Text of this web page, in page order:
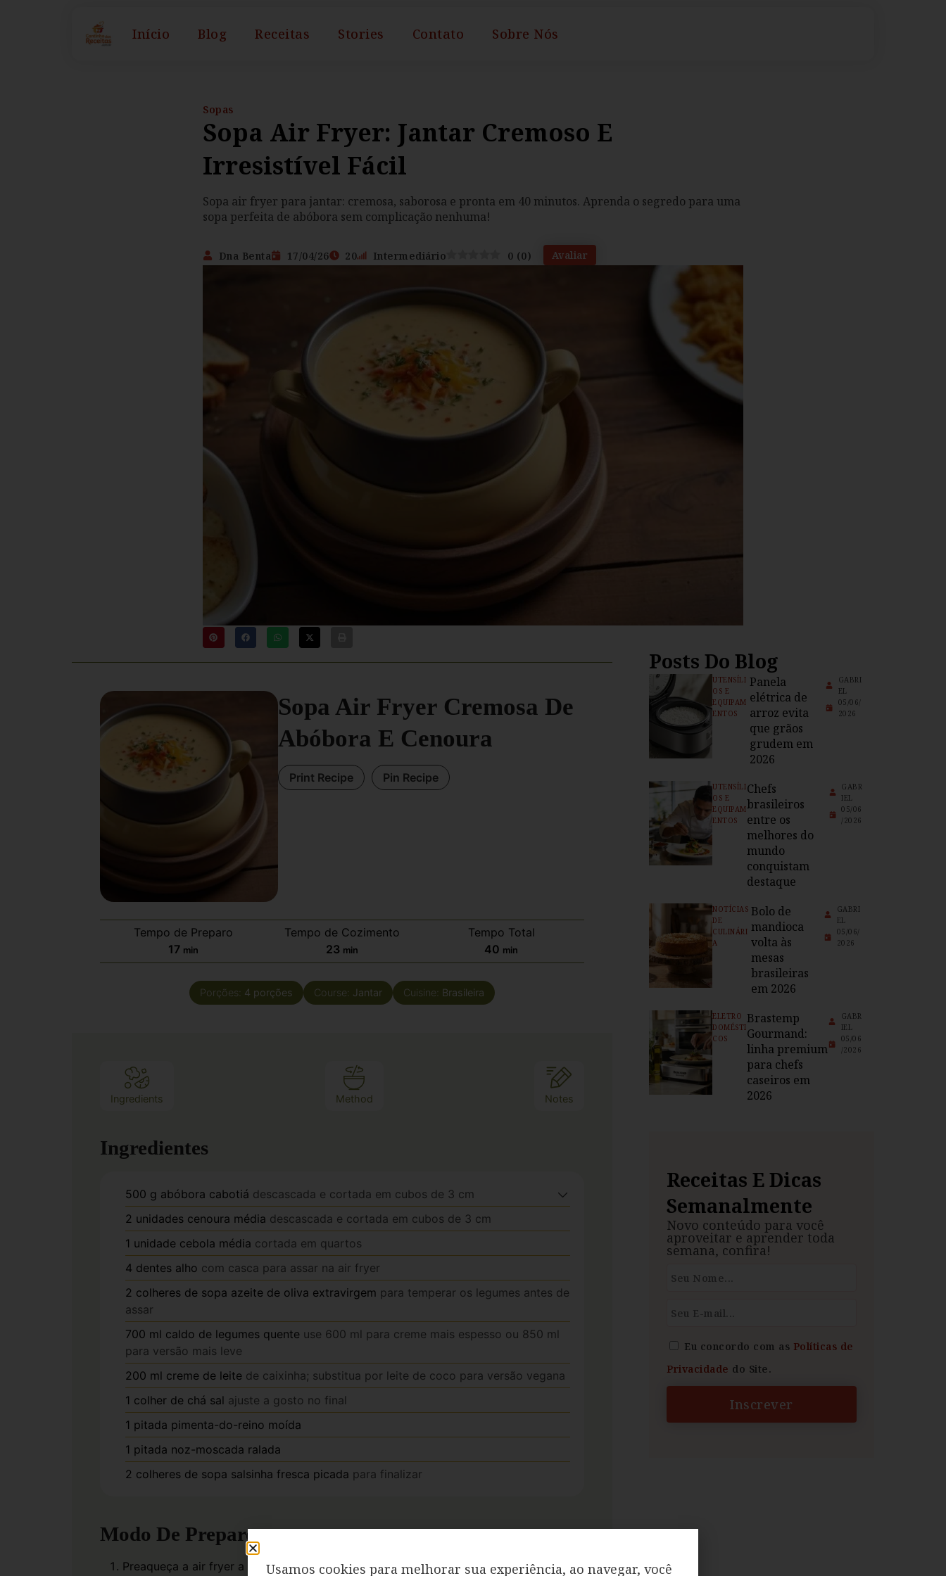
Início Blog Receitas Stories Contato Sobre Nós
Sopas
Sopa Air Fryer: Jantar Cremoso E
Irresistível Fácil
Sopa air fryer para jantar: cremosa, saborosa e pronta em 40 minutos. Aprenda o segredo para uma
sopa perfeita de abóbora sem complicação nenhuma!
Dna Benta 17/04/26 20 Intermediário 0 (0) Avaliar
Sopa Air Fryer Cremosa De
Abóbora E Cenoura
Print Recipe Pin Recipe
Tempo de Preparo
17 min
Tempo de Cozimento
23 min
Tempo Total
40 min
Porções: 4 porções Course: Jantar Cuisine: Brasileira
Ingredients Method Notes
Ingredientes
500 g abóbora cabotiá descascada e cortada em cubos de 3 cm
2 unidades cenoura média descascada e cortada em cubos de 3 cm
1 unidade cebola média cortada em quartos
4 dentes alho com casca para assar na air fryer
2 colheres de sopa azeite de oliva extravirgem para temperar os legumes antes de
assar
700 ml caldo de legumes quente use 600 ml para creme mais espesso ou 850 ml
para versão mais leve
200 ml creme de leite de caixinha; substitua por leite de coco para versão vegana
1 colher de chá sal ajuste a gosto no final
1 pitada pimenta-do-reino moída
1 pitada noz-moscada ralada
2 colheres de sopa salsinha fresca picada para finalizar
Modo De Preparo
Preaqueça a air fryer a 200°C por 3 minutos. Em uma tigela grande, coloque a
Posts Do Blog
UTENSÍLI
OS E
EQUIPAM
ENTOS
Panela
elétrica de
arroz evita
que grãos
grudem em
2026
GABRI
EL
05/06/
2026
UTENSÍLI
OS E
EQUIPAM
ENTOS
Chefs
brasileiros
entre os
melhores do
mundo
conquistam
destaque
GABR
IEL
05/06
/2026
NOTÍCIAS
DE
CULINÁRI
A
Bolo de
mandioca
volta às
mesas
brasileiras
em 2026
GABRI
EL
05/06/
2026
ELETRO
DOMÉSTI
COS
Brastemp
Gourmand:
linha premium
para chefs
caseiros em
2026
GABR
IEL
05/06
/2026
Receitas E Dicas
Semanalmente
Novo conteúdo para você
aproveitar e aprender toda
semana, confira!
Eu concordo com as Políticas de
Privacidade do Site.
Inscrever
Usamos cookies para melhorar sua experiência, ao navegar, você